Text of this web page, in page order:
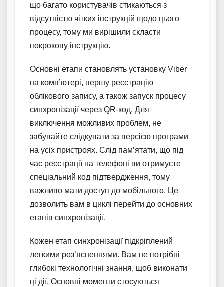
що багато користувачів стикаються з
відсутністю чітких інструкцій щодо цього
процесу, тому ми вирішили скласти
покрокову інструкцію.
Основні етапи становлять установку Viber
на комп’ютері, першу реєстрацію
облікового запису, а також запуск процесу
синхронізації через QR-код. Для
виключення можливих проблем, не
забувайте слідкувати за версією програми
на усіх пристроях. Слід пам’ятати, що під
час реєстрації на телефоні ви отримуєте
спеціальний код підтвердження, тому
важливо мати доступ до мобільного. Це
дозволить вам в циклі перейти до основних
етапів синхронізації.
Кожен етап синхронізації підкріплений
легкими роз’ясненнями. Вам не потрібні
глибокі технологічні знання, щоб виконати
ці дії. Основні моменти стосуються